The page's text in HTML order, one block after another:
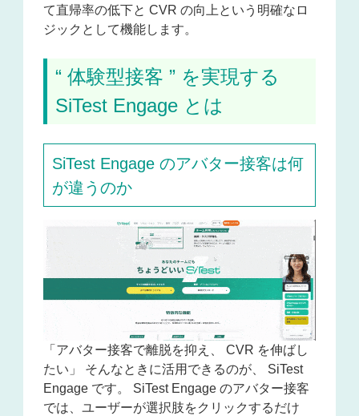
て直帰率の低下と CVR の向上という明確なロ
ジックとして機能します。
“ 体験型接客 ” を実現する
SiTest Engage とは
SiTest Engage のアバター接客は何
が違うのか
「アバター接客で離脱を抑え、 CVR を伸ばし
たい」 そんなときに活用できるのが、 SiTest
Engage です。 SiTest Engage のアバター接客
では、ユーザーが選択肢をクリックするだけ